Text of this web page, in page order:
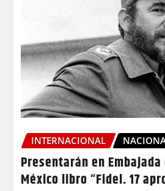
INTERNACIONAL
Presentarán en Embajada
México libro “Fidel. 17